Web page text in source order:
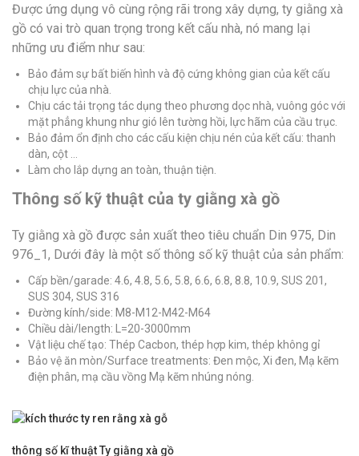
Được ứng dụng vô cùng rộng rãi trong xây dựng, ty giằng xà
gồ có vai trò quan trọng trong kết cấu nhà, nó mang lại
những ưu điểm như sau:
Bảo đảm sự bất biến hình và độ cứng không gian của kết cấu
chịu lực của nhà.
Chịu các tải trọng tác dụng theo phương dọc nhà, vuông góc với
mặt phẳng khung như gió lên tường hồi, lực hãm của cầu trục.
Bảo đảm ổn định cho các cấu kiện chịu nén của kết cấu: thanh
dàn, cột …
Làm cho lắp dựng an toàn, thuận tiện.
Thông số kỹ thuật của ty giằng xà gồ
Ty giằng xà gồ được sản xuất theo tiêu chuẩn Din 975, Din
976_1, Dưới đây là một số thông số kỹ thuật của sản phẩm:
Cấp bền/garade: 4.6, 4.8, 5.6, 5.8, 6.6, 6.8, 8.8, 10.9, SUS 201,
SUS 304, SUS 316
Đường kính/side: M8-M12-M42-M64
Chiều dài/length: L=20-3000mm
Vật liệu chế tạo: Thép Cacbon, thép hợp kim, thép không gỉ
Bảo vệ ăn mòn/Surface treatments: Đen mộc, Xi đen, Mạ kẽm
điện phân, mạ cầu vồng Mạ kẽm nhúng nóng.
thông số kĩ thuật Ty giằng xà gồ